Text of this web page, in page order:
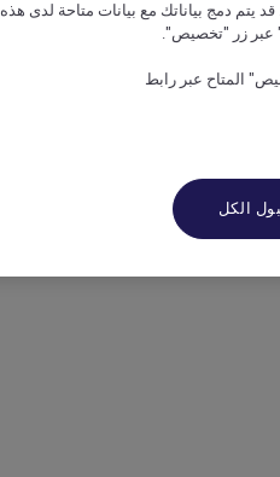
دمج بياناتك مع بيانات متاحة لدى هذه
عبر زر "تخصيص".
المتاح عبر رابط
الكل